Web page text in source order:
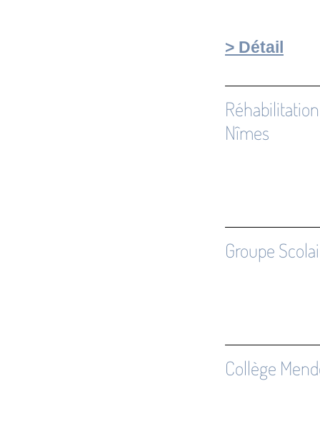
> Détail
Nîmes
Groupe
Collège